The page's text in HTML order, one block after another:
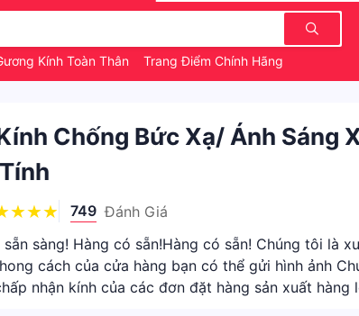
Kính Toàn Thân Trang Điểm Chính Hãng
Chống Bức Xạ/ Ánh Sáng
749 Đánh Giá
sàng! Hàng có sẵn!Hàng có sẵn! Chúng tôi là
cách của cửa hàng bạn có thể gửi hình ảnh
nhận kính của các đơn đặt hàng sản xuất hàng